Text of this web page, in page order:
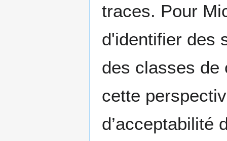
traces. Pour
d'identifier des
des classes de
cette
d’acceptabilité